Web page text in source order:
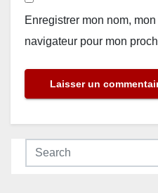
Enregistrer mon nom,
navigateur pour mon